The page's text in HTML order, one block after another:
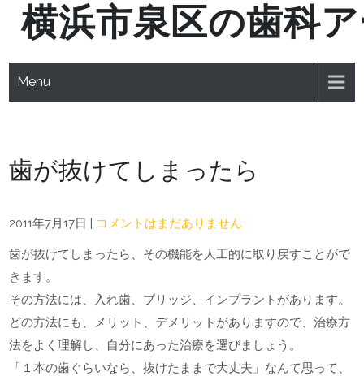
Skip横浜市泉区の歯科
Menu
歯が抜けてしまったら
2011年7月17日 | コメントはまだありません
歯が抜けてしまったら、その機能を人工的に取り戻すことがで
きます。
その方法には、入れ歯、ブリッジ、インプラントがあります。
どの方法にも、メリット、デメリットがありますので、治療方
法をよく理解し、自分にあった治療を選びましょう。
「１本の歯ぐらいなら、抜けたままで大丈夫」なんて思って、